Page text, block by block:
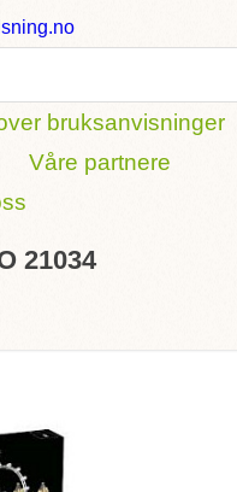
bruksanvisninger
Våre partnere
21034